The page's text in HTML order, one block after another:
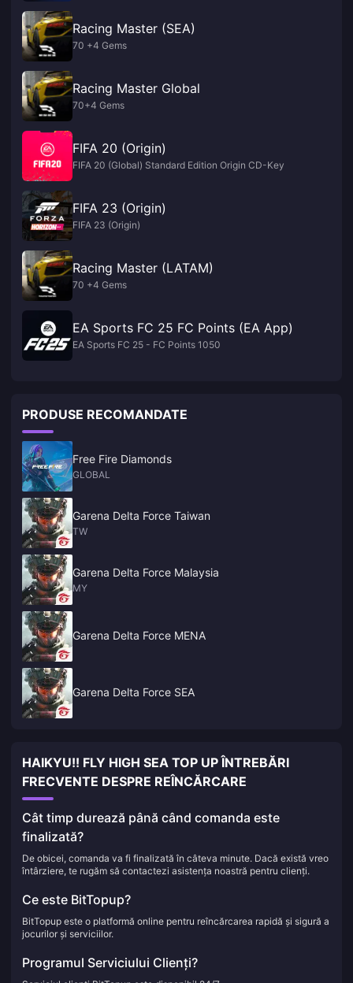
Racing Master (SEA)
70 +4 Gems
Racing Master Global
70+4 Gems
FIFA 20 (Origin)
FIFA 20 (Global) Standard Edition Origin CD-Key
FIFA 23 (Origin)
FIFA 23 (Origin)
Racing Master (LATAM)
70 +4 Gems
EA Sports FC 25 FC Points (EA App)
EA Sports FC 25 - FC Points 1050
PRODUSE RECOMANDATE
Free Fire Diamonds
GLOBAL
Garena Delta Force Taiwan
TW
Garena Delta Force Malaysia
MY
Garena Delta Force MENA
Garena Delta Force SEA
HAIKYU!! FLY HIGH SEA TOP UP ÎNTREBĂRI
FRECVENTE DESPRE REÎNCĂRCARE
Cât timp durează până când comanda este
finalizată?
De obicei, comanda va fi finalizată în câteva minute. Dacă există vreo
întârziere, te rugăm să contactezi asistența noastră pentru clienți.
Ce este BitTopup?
BitTopup este o platformă online pentru reîncărcarea rapidă și sigură a
jocurilor și serviciilor.
Programul Serviciului Clienți?